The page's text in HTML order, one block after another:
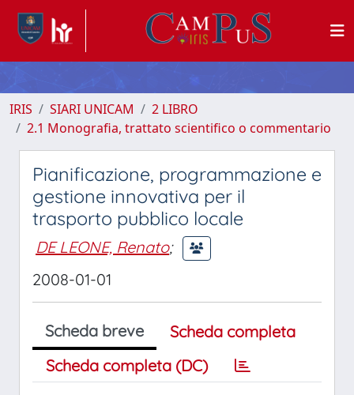
IRIS SIARI UNICAM
2 LIBRO
2.1 Monografia, trattato scientifico o commentario
Pianificazione, programmazione e
gestione innovativa per il
trasporto pubblico locale
DE LEONE, Renato;
2008-01-01
Scheda breve
Scheda completa
Scheda completa (DC)